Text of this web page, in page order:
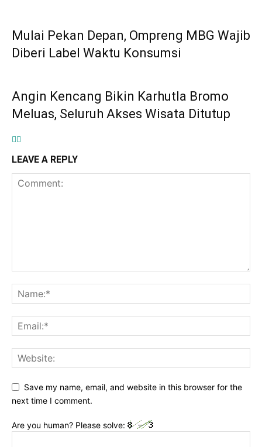
Mulai Pekan Depan, Ompreng MBG Wajib
Diberi Label Waktu Konsumsi
Angin Kencang Bikin Karhutla Bromo
Meluas, Seluruh Akses Wisata Ditutup
LEAVE A REPLY
Save my name, email, and website in this browser for the
next time I comment.
Are you human? Please solve: